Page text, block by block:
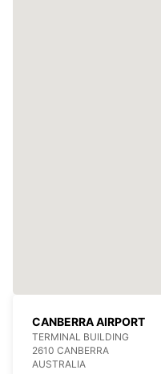
CANBERRA AIRPORT
TERMINAL BUILDING
2610 CANBERRA
AUSTRALIA